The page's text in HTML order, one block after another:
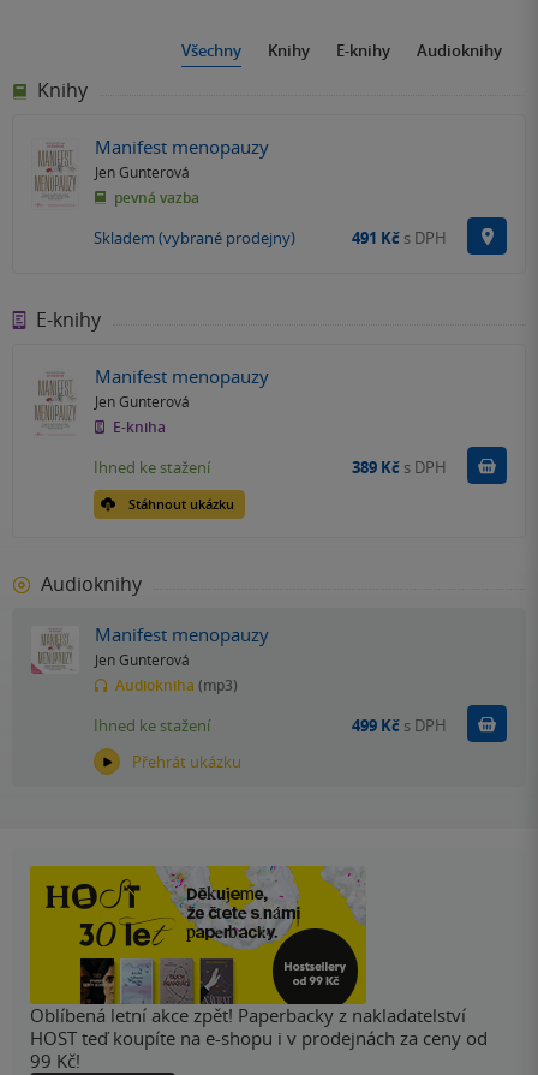
Všechny Knihy E-knihy Audioknihy
Knihy
Manifest menopauzy
Jen Gunterová
pevná vazba
Skladem (vybrané prodejny) 491 Kč s DPH
E-knihy
Manifest menopauzy
Jen Gunterová
E-kniha
Stáhnout ukázku
Ihned ke stažení 389 Kč s DPH Koupit
Audioknihy
Manifest menopauzy
Jen Gunterová
Audiokniha (mp3)
Přehrát ukázku
Ihned ke stažení 499 Kč s DPH Koupit
Oblíbená letní akce zpět! Paperbacky z nakladatelství
HOST teď koupíte na e-shopu i v prodejnách za ceny od
99 Kč!